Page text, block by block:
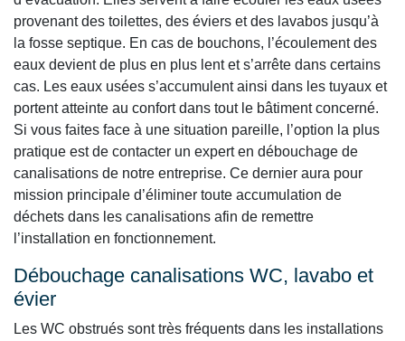
provenant des toilettes, des éviers et des lavabos jusqu’à
la fosse septique. En cas de bouchons, l’écoulement des
eaux devient de plus en plus lent et s’arrête dans certains
cas. Les eaux usées s’accumulent ainsi dans les tuyaux et
portent atteinte au confort dans tout le bâtiment concerné.
Si vous faites face à une situation pareille, l’option la plus
pratique est de contacter un expert en débouchage de
canalisations de notre entreprise. Ce dernier aura pour
mission principale d’éliminer toute accumulation de
déchets dans les canalisations afin de remettre
l’installation en fonctionnement.
Débouchage canalisations WC, lavabo et
évier
Les WC obstrués sont très fréquents dans les installations